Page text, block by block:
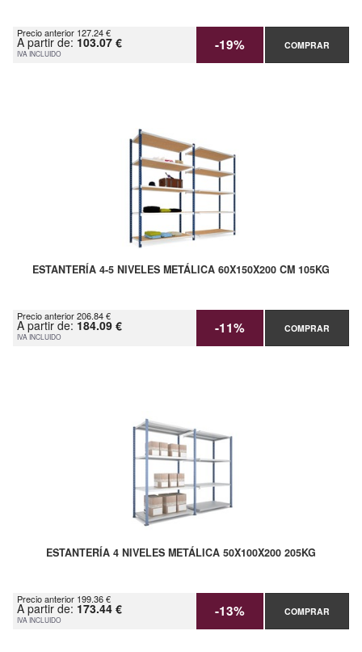
Precio anterior 127.24 €
A partir de: 103.07 €
IVA INCLUIDO -19% COMPRAR
ESTANTERÍA 4-5 NIVELES METÁLICA 60X150X200 CM 105KG
Precio anterior 206.84 €
A partir de: 184.09 €
IVA INCLUIDO -11% COMPRAR
ESTANTERÍA 4 NIVELES METÁLICA 50X100X200 205KG
Precio anterior 199.36 €
A partir de: 173.44 €
IVA INCLUIDO -13% COMPRAR